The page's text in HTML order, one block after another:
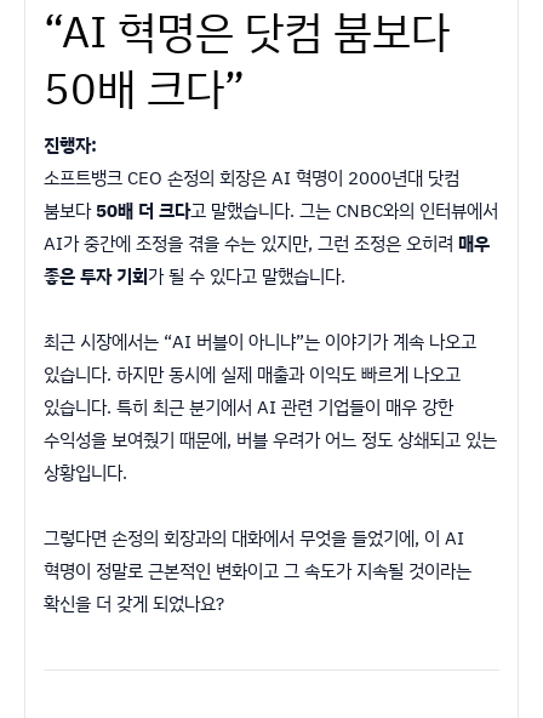
“AI 혁명은 닷컴 붐보다
50배 크다”
진행자:
소프트뱅크 CEO 손정의 회장은 AI 혁명이 2000년대 닷컴
붐보다50배 더 크다고 말했습니다. 그는 CNBC와의 인터뷰에서
AI가 중간에 조정을 겪을 수는 있지만, 그런 조정은 오히려 매우
좋은 투자 기회가 될 수 있다고 말했습니다.
최근 시장에서는 “AI 버블이 아니냐”는 이야기가 계속 나오고
있습니다. 하지만 동시에 실제 매출과 이익도 빠르게 나오고
있습니다. 특히 최근 분기에서 AI 관련 기업들이 매우 강한
수익성을 보여줬기 때문에, 버블 우려가 어느 정도 상쇄되고 있는
상황입니다.
그렇다면 손정의 회장과의 대화에서 무엇을 들었기에, 이 AI
혁명이 정말로 근본적인 변화이고 그 속도가 지속될 것이라는
확신을 더 갖게 되었나요?